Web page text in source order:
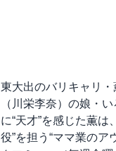
東大出のバリキャリ
（川栄李奈）の娘・
に“天才”を感じた薫
役”を担う“ママ業のア